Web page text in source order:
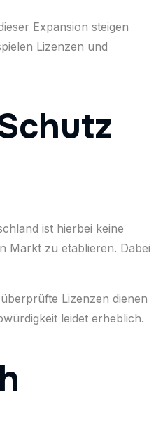
Expansion steigen
Lizenzen und
ist hierbei keine
Markt zu etablieren. Dabei
Lizenzen dienen
leidet erheblich.